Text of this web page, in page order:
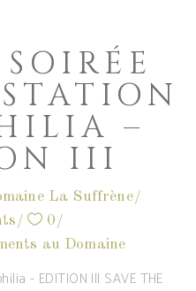
–
III
La Suffrène
0
au Domaine
- EDITION III SAVE THE